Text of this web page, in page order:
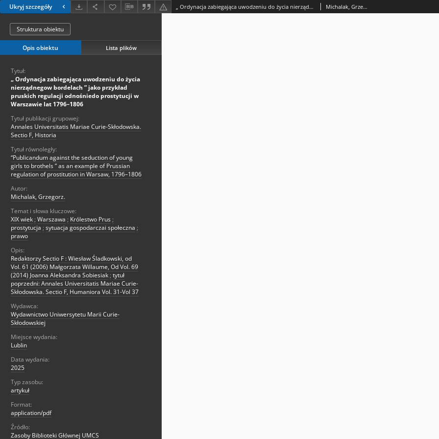
Ukryj szczegóły „ Ordynacja zabiegająca uwodzeniu do życia nierządnegow bordelach ” jako przykład pruskich regulacji odnośniedo prostytucji w Warszawie lat 1796–1806 Michalak, Grzegorz.
Struktura obiektu
Opis obiektu Lista plików
Tytuł:
„ Ordynacja zabiegająca uwodzeniu do życia
nierządnegow bordelach ” jako przykład
pruskich regulacji odnośniedo prostytucji w
Warszawie lat 1796–1806
Tytuł publikacji grupowej:
Annales Universitatis Mariae Curie-Skłodowska.
Sectio F, Historia
Tytuł równoległy:
“Publicandum against the seduction of young
girls to brothels ” as an example of Prussian
regulation of prostitution in Warsaw, 1796–1806
Autor:
Michalak, Grzegorz.
Temat i słowa kluczowe:
XIX wiek ; Warszawa ; Królestwo Prus ;
prostytucja ; sytuacja gospodarczai społeczna ;
prawo
Opis:
Redaktorzy Sectio F : Wiesław Śladkowski, od
Vol. 61 (2006) Małgorzata Willaume, Od Vol. 69
(2014) Joanna Aleksandra Sobiesiak ; tytuł
poprzedni: Annales Universitatis Mariae Curie-
Skłodowska. Sectio F, Humaniora Vol. 31-Vol 37
Wydawca:
Wydawnictwo Uniwersytetu Marii Curie-
Skłodowskiej
Miejsce wydania:
Lublin
Data wydania:
2025
Typ zasobu:
artykuł
Format:
application/pdf
Źródło:
Zasoby Biblioteki Głównej UMCS